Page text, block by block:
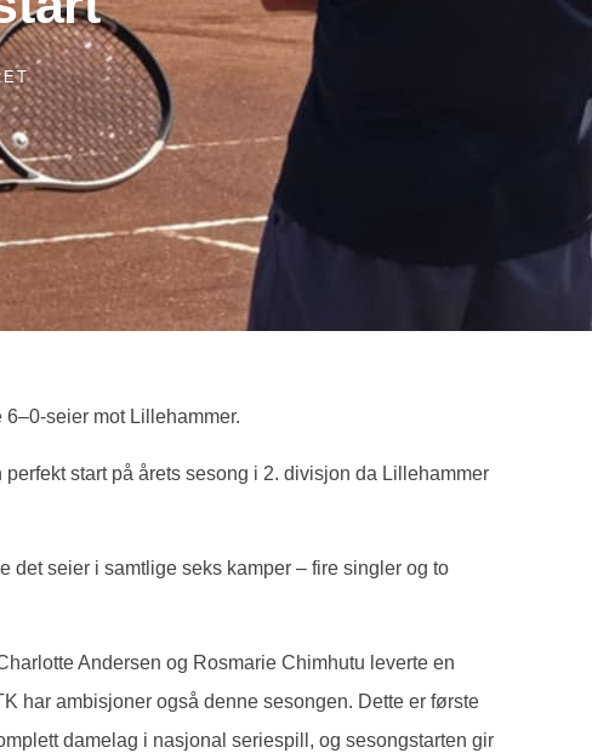
seier mot Lillehammer.
start på årets sesong i 2. divisjon da Lillehammer
det seier i samtlige seks kamper – fire singler og to
Andersen og Rosmarie Chimhutu leverte en
har ambisjoner også denne sesongen. Dette er første
damelag i nasjonal seriespill, og sesongstarten gir